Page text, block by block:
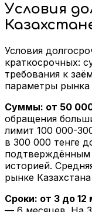
Условия
Условия
краткосрочных:
требования к
параметры рынка
Суммы: от 50
обращения
лимит 100 000-
в 300 000 тенге
историей.
рынке
Сроки: от 3 до 12